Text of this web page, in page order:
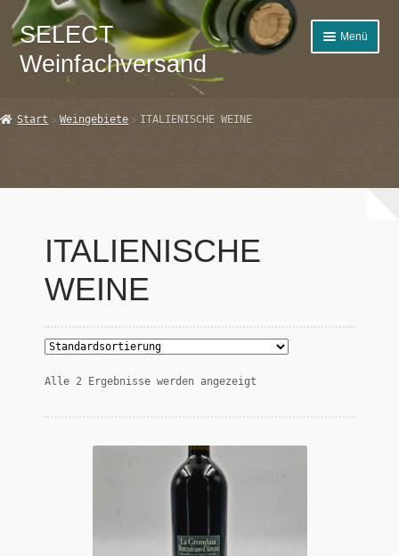
Zur
Navigation
springen
Zum
Inhalt
springen
SELECT
Weinfachversand
Menü
Impressum
Kasse
Mein Konto
Select-Wein Fachversand
Start Weingebiete ITALIENISCHE WEINE
ITALIENISCHE
WEINE
Alle 2 Ergebnisse werden angezeigt